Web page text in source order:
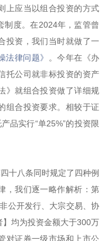
上应当以组合投资的方式
制度。在2024年，监管曾
投资，我们当时就做了一
法律问题》
。今年在《办
托公司就非标投资的资产
》就组合投资做了详细规
组合投资要求。相较于证
品实行“单25%”的投资限
四十八条同时规定了四种例
，我们逐一略作解析：第
公开发行、大宗交易、协
均为投资金额大于300万
对证券一级市场和上市公